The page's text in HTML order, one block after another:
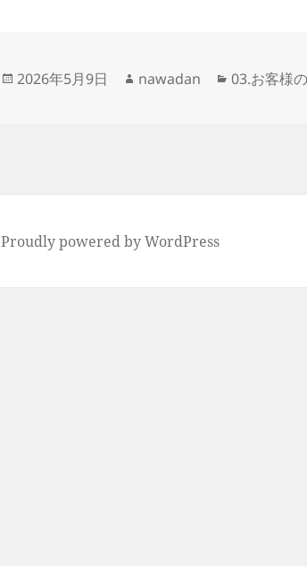
投
2026年5月9日
作
nawadan
カ
03.お客様
Proudly powered by WordPress